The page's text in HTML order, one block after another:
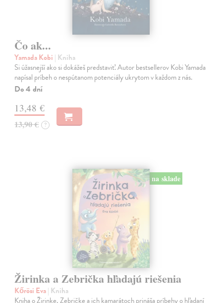
Čo ak...
Yamada Kobi | Kniha
Si úžasnejší ako si dokážeš predstaviť. Autor bestsellerov Kobi Yamada
napísal príbeh o nespútanom potenciály ukrytom v každom z nás.
Do 4 dní
13,48 €
13,90 € ?
na sklade
Žirinka a Zebrička hľadajú riešenia
Kőrösi Eva| Kniha
Kniha o Žirinke, Zebričke a ich kamarátoch prináša príbehy o hľadaní